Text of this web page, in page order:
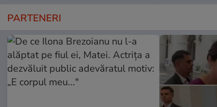
PARTENERI